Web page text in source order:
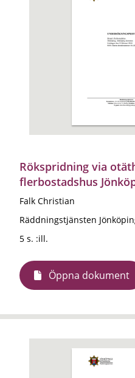
Rökspridning via
flerbostadshus
Falk Christian
Räddningstjänsten
5 s. :ill.
Öppna dokument